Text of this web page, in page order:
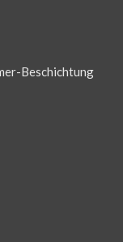
Beschichtung